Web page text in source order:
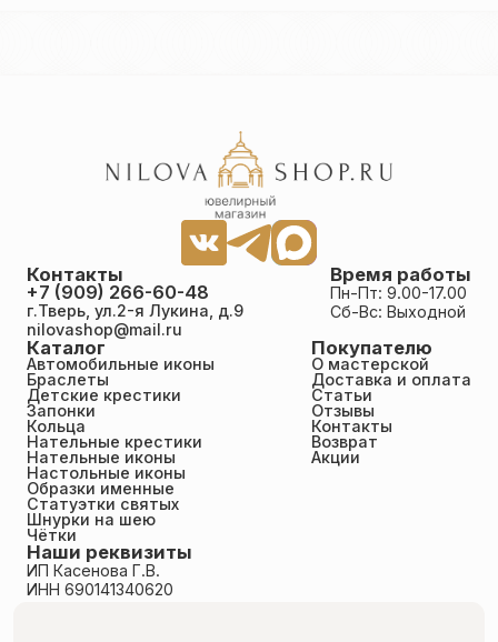
Каталог
Автомобильные иконы
Браслеты
Детские крестики
Запонки
Кольца
Нательные крестики
Нательные иконы
Настольные иконы
Образки именные
Статуэтки святых
Шнурки на шею
Чётки
Покупателю
О мастерской
Доставка и оплата
Статьи
Отзывы
Контакты
Возврат
Акции
Время работы
Пн-Пт: 9.00-17.00
Сб-Вс: Выходной
Контакты
+7 (909) 266-60-48
г.Тверь, ул.2-я Лукина, д.9
nilovashop@mail.ru
Наши реквизиты
ИП Касенова Г.В.
ИНН 690141340620